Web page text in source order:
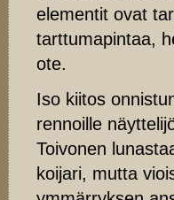
elementit ovat
tarttumapintaa,
ote.
Iso kiitos
rennoille
Toivonen
koijari, mutta